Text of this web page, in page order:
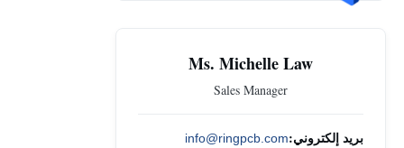
Ms. Michelle Law
Sales Manager
بريد إلكتروني:info@ringpcb.com